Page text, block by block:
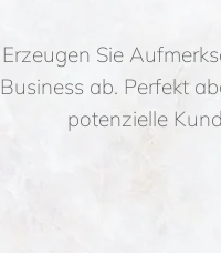
Erzeugen Sie
Business ab. Perfekt
potenzielle